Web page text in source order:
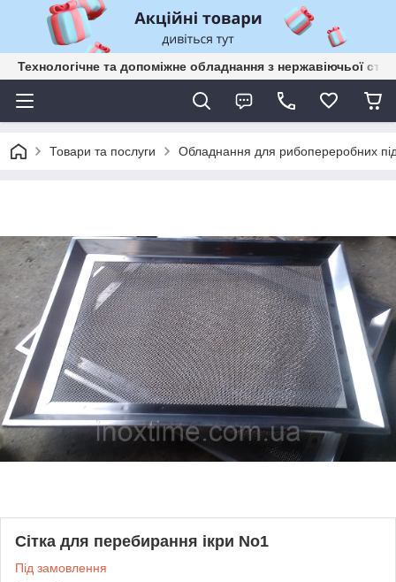
Технологічне та допоміжне обладнання з нержавіючьої
Товари та послуги Обладнання для рибопереробних
Сітка для перебирання ікри No1
Під замовлення